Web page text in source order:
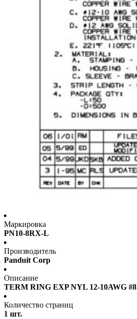
Маркировка
PN10-8RX-L
Производитель
Panduit Corp
Описание
TERM RING EXP NYL 12-10AWG #8
Количество страниц
1 шт.